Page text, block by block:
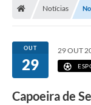
Notícias
OUT
29
29 OUT
Capoeira de